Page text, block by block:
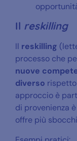
Il reskilling
Il reskilling
processo che
nuove
diverso
approccio è
di provenienza
offre più